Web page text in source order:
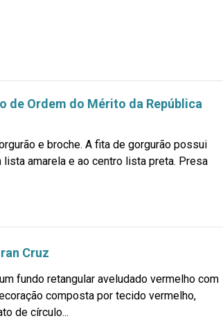
de Ordem do Mérito da República
e broche. A fita de gorgurão possui
amarela e ao centro lista preta. Presa
Cruz
fundo retangular aveludado vermelho com
composta por tecido vermelho,
de círculo...